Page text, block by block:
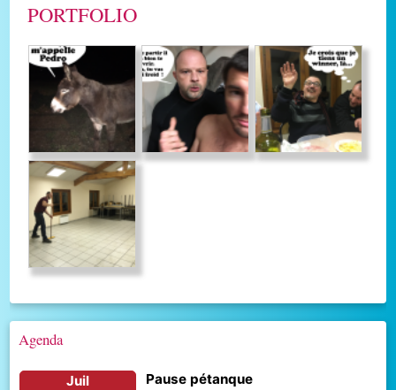
PORTFOLIO
Agenda
juil
Pause pétanque